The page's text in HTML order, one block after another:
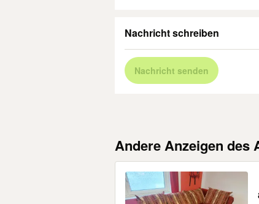
Nachricht schreiben
Nachricht senden
Andere Anzeigen des